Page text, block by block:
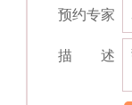
预约专家
描 述